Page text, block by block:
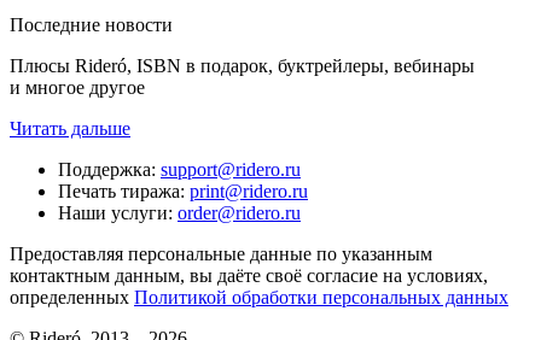
Последние новости
Плюсы Rideró, ISBN в подарок, буктрейлеры, вебинары
и многое другое
Читать дальше
Поддержка: support@ridero.ru
Печать тиража: print@ridero.ru
Наши услуги: order@ridero.ru
Предоставляя персональные данные по указанным
контактным данным, вы даёте своё согласие на условиях,
определенных Политикой обработки персональных данных